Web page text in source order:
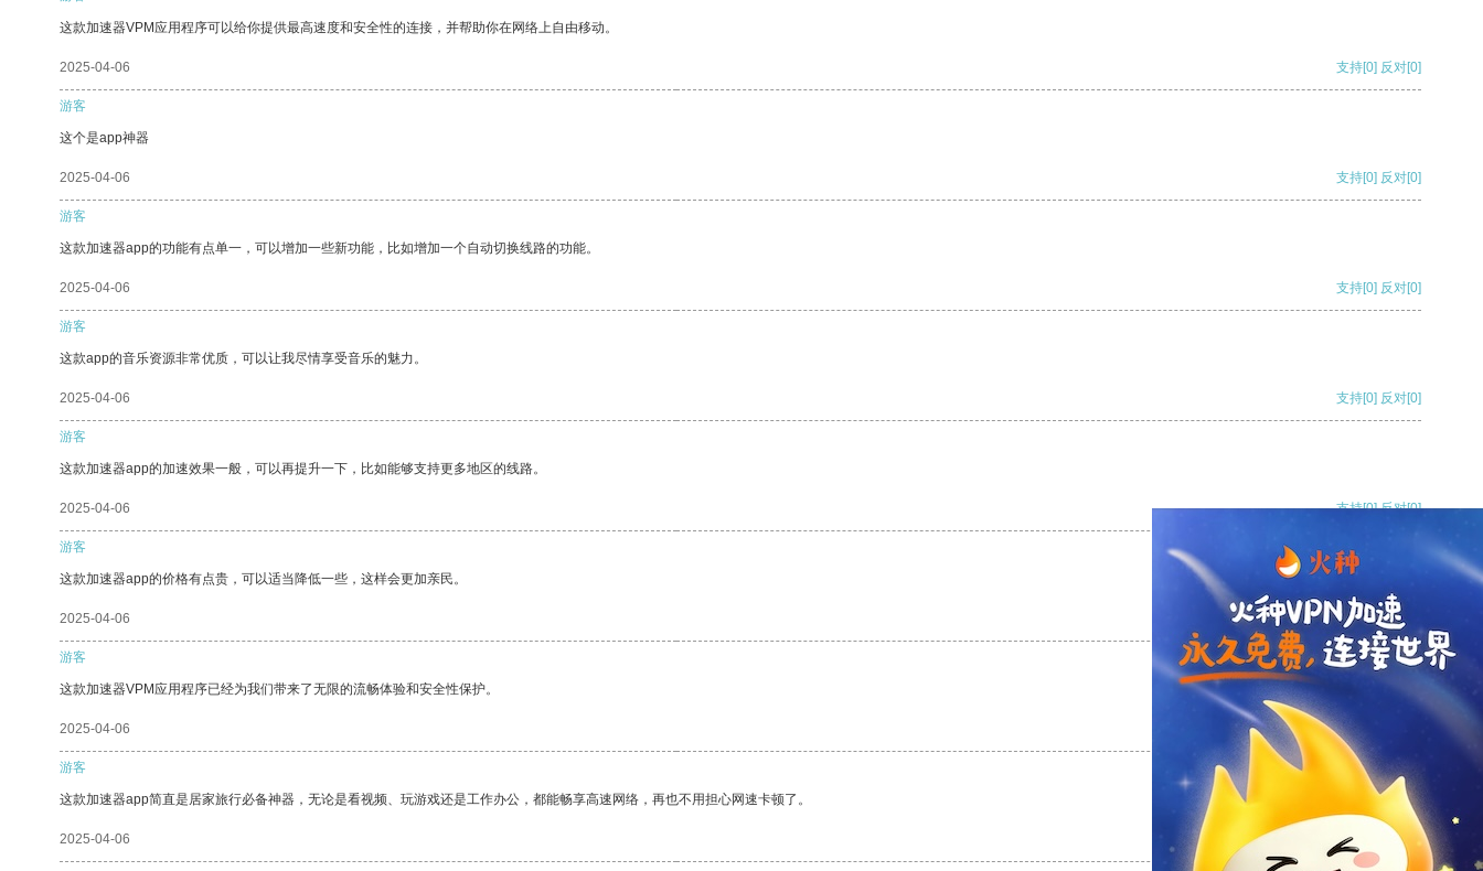
这款加速器VPM应用程序可以给你提供最高速度和安全性的连接，并帮助你在网络上自由移动。
2025-04-06 支持[0] 反对[0]
游客
这个是app神器
2025-04-06 支持[0] 反对[0]
游客
这款加速器app的功能有点单一，可以增加一些新功能，比如增加一个自动切换线路的功能。
2025-04-06 支持[0] 反对[0]
游客
这款app的音乐资源非常优质，可以让我尽情享受音乐的魅力。
2025-04-06 支持[0] 反对[0]
游客
这款加速器app的加速效果一般，可以再提升一下，比如能够支持更多地区的线路。
2025-04-06 支持[0] 反对[0]
游客
这款加速器app的价格有点贵，可以适当降低一些，这样会更加亲民。
2025-04-06 支持[0] 反对
游客
这款加速器VPM应用程序已经为我们带来了无限的流畅体验和安全性保护。
2025-04-06 支持
游客
这款加速器app简直是居家旅行必备神器，无论是看视频、玩游戏还是工作办公，都能畅享高速网络，再也不用担心网速卡顿了。
2025-04-06 支持 反对 [0]